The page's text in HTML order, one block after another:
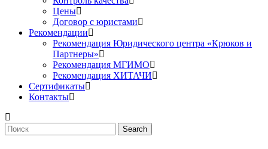
Цены
Договор с юристами
Рекомендации
Рекомендация Юридического центра «Крюков и
Партнеры»
Рекомендация МГИМО
Рекомендация ХИТАЧИ
Сертификаты
Контакты
Search